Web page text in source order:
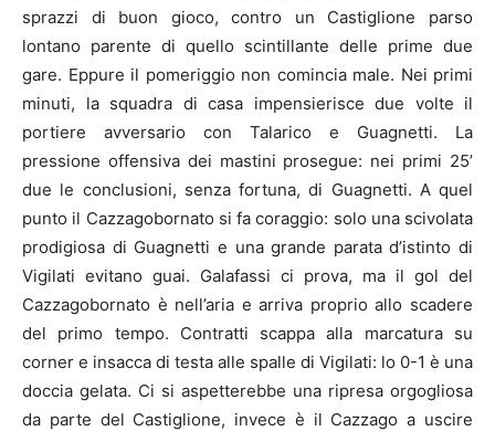
sprazzi di buon gioco, contro un Castiglione parso
lontano parente di quello scintillante delle prime due
gare. Eppure il pomeriggio non comincia male. Nei primi
minuti, la squadra di casa impensierisce due volte il
portiere avversario con Talarico e Guagnetti. La
pressione offensiva dei mastini prosegue: nei primi 25’
due le conclusioni, senza fortuna, di Guagnetti. A quel
punto il Cazzagobornato si fa coraggio: solo una scivolata
prodigiosa di Guagnetti e una grande parata d’istinto di
Vigilati evitano guai. Galafassi ci prova, ma il gol del
Cazzagobornato è nell’aria e arriva proprio allo scadere
del primo tempo. Contratti scappa alla marcatura su
corner e insacca di testa alle spalle di Vigilati: lo 0-1 è una
doccia gelata. Ci si aspetterebbe una ripresa orgogliosa
da parte del Castiglione, invece è il Cazzago a uscire